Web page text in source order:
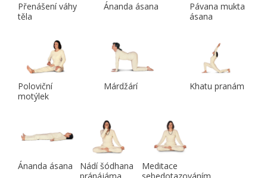
Přenášení váhy
těla
Ánanda ásana
Pávana mukta
ásana
Poloviční
motýlek
Márdžárí Khatu pranám
Ánanda ásana
Nádí šódhana
Meditace